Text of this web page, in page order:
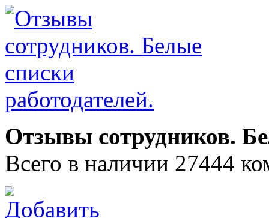
Отзывы сотрудников.
Всего в наличии 27444